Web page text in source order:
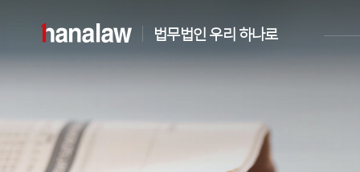
법무법인 우리 하나로